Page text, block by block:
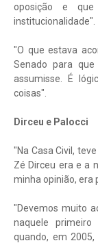
oposição e
institucionalidade".
"O que estava
Senado para
assumisse. É
coisas".
Dirceu e Palocci
"Na Casa Civil,
Zé Dirceu era e a
minha opinião, era
"Devemos muito
naquele
quando, em